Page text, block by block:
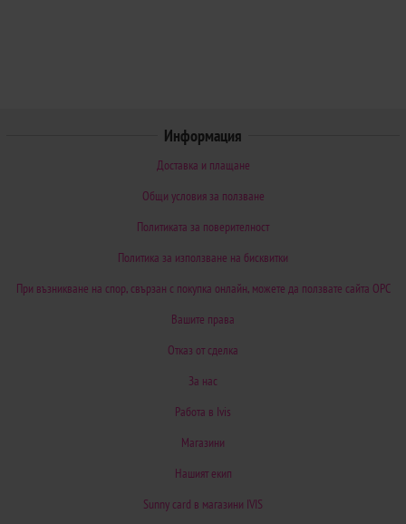
Информация
Доставка и плащане
Общи условия за ползване
Политиката за поверителност
Политика за използване на бисквитки
При възникване на спор, свързан с покупка онлайн, можете да ползвате сайта ОРС
Вашите права
Отказ от сделка
За нас
Работа в Ivis
Магазини
Нашият екип
Sunny card в магазини IVIS